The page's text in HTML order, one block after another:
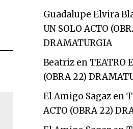
Guadalupe Elvira
UN SOLO ACTO
DRAMATURGIA
BeatrizenTEATRO
(OBRA 22)
El Amigo Sagazen
ACTO (OBRA 22)